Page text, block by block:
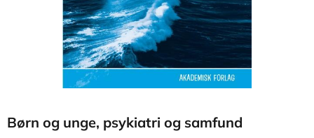
Børn og unge, psykiatri og samfund